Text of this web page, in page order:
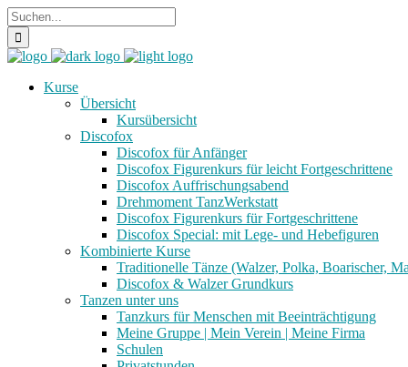
Kurse
Übersicht
Kursübersicht
Discofox
Discofox für Anfänger
Discofox Figurenkurs für leicht Fortgeschrittene
Discofox Auffrischungsabend
Drehmoment TanzWerkstatt
Discofox Figurenkurs für Fortgeschrittene
Discofox Special: mit Lege- und Hebefiguren
Kombinierte Kurse
Traditionelle Tänze (Walzer, Polka, Boarischer,
Discofox & Walzer Grundkurs
Tanzen unter uns
Tanzkurs für Menschen mit Beeinträchtigung
Meine Gruppe | Mein Verein | Meine Firma
Schulen